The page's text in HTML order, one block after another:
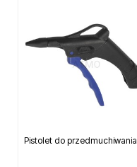
Pistolet do przedmuchiwania